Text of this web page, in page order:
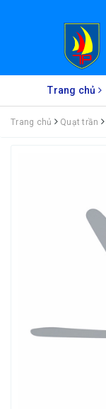
Trang chủ
Trang chủ Quạt trần